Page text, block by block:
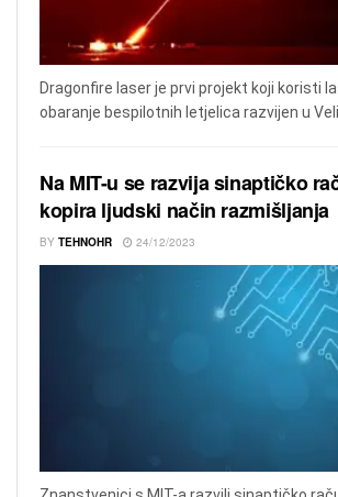
Dragonfire laser je prvi projekt koji koristi
obaranje bespilotnih letjelica razvijen u
Na MIT-u se razvija sinaptičko
kopira ljudski način razmišljanja
BY TEHNOHR 24/12/2023